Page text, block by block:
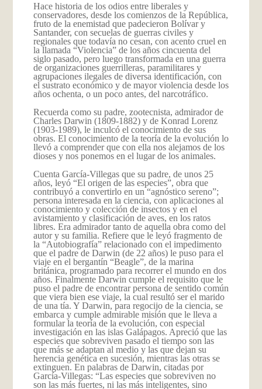
Hace historia de los odios entre liberales y
conservadores, desde los comienzos de la República,
fruto de la enemistad que padecieron Bolívar y
Santander, con secuelas de guerras civiles y
regionales que todavía no cesan, con acento cruel en
la llamada “Violencia” de los años cincuenta del
siglo pasado, pero luego transformada en una guerra
de organizaciones guerrilleras, paramilitares y
agrupaciones ilegales de diversa identificación, con
el sustrato económico y de mayor violencia desde los
años ochenta, o un poco antes, del narcotráfico.
Recuerda como su padre, zootecnista, admirador de
Charles Darwin (1809-1882) y de Konrad Lorenz
(1903-1989), le inculcó el conocimiento de sus
obras. El conocimiento de la teoría de la evolución lo
llevó a comprender que con ella nos alejamos de los
dioses y nos ponemos en el lugar de los animales.
Cuenta García-Villegas que su padre, de unos 25
años, leyó “El origen de las especies”, obra que
contribuyó a convertirlo en un “agnóstico sereno”;
persona interesada en la ciencia, con aplicaciones al
conocimiento y colección de insectos y en el
avistamiento y clasificación de aves, en los ratos
libres. Era admirador tanto de aquella obra como del
autor y su familia. Refiere que le leyó fragmento de
la “Autobiografía” relacionado con el impedimento
que el padre de Darwin (de 22 años) le puso para el
viaje en el bergantín “Beagle”, de la marina
británica, programado para recorrer el mundo en dos
años. Finalmente Darwin cumple el requisito que le
puso el padre de encontrar persona de sentido común
que viera bien ese viaje, la cual resultó ser el marido
de una tía. Y Darwin, para regocijo de la ciencia, se
embarca y cumple admirable misión que le lleva a
formular la teoría de la evolución, con especial
investigación en las islas Galápagos. Apreció que las
especies que sobreviven pasado el tiempo son las
que más se adaptan al medio y las que dejan su
herencia genética en sucesión, mientras las otras se
extinguen. En palabras de Darwin, citadas por
García-Villegas: “Las especies que sobreviven no
son las más fuertes, ni las más inteligentes, sino